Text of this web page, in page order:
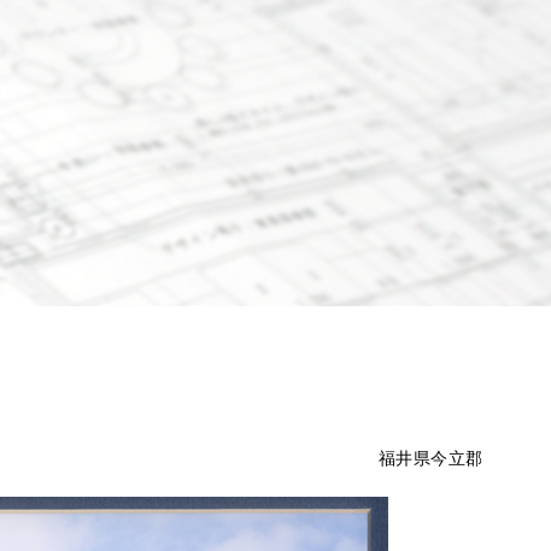
福井県今立郡